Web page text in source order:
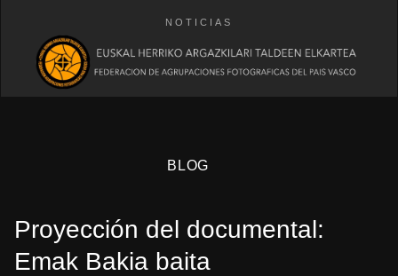
NOTICIAS
BLOG
Proyección del documental:
Emak Bakia baita